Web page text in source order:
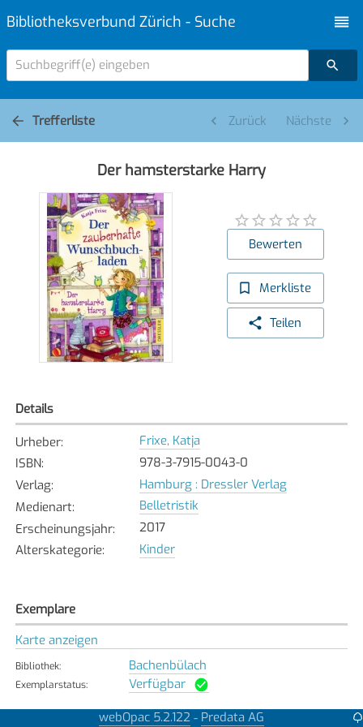
Bibliotheksverbund Zürich - Suche
Suchbegriff(e) eingeben
Trefferliste Zurück Nächste
Der hamsterstarke Harry
Bewerten
Merkliste
Teilen
Details
Urheber:
Frixe, Katja
ISBN:
978-3-7915-0043-0
Verlag:
Hamburg : Dressler Verlag
Medienart:
Belletristik
Erscheinungsjahr:
2017
Alterskategorie: Kinder
Exemplare
Karte anzeigen
Bibliothek: Bachenbülach
Exemplarstatus: Verfügbar
Bonstetten
webOpac 5.2.122 - Predata AG